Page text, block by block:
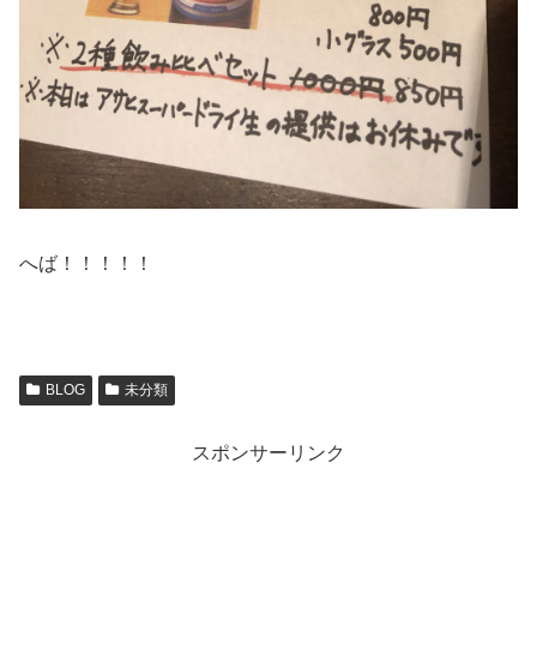
へば！！！！！
BLOG 未分類
スポンサーリンク